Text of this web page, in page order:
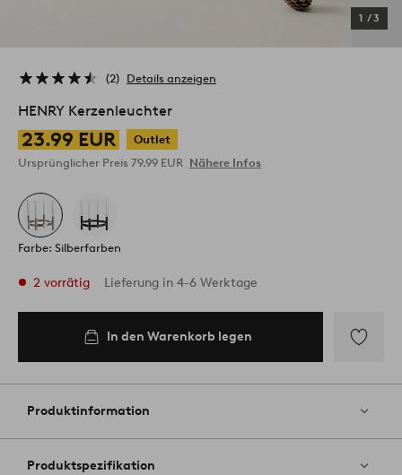
1 /3
2 Details anzeigen
HENRY Kerzenleuchter
23.99 EUR
Outlet
Ursprünglicher Preis 79.99 EUR Nähere Infos
Farbe: Silberfarben
2 vorrätig Lieferung in 4-6 Werktage
In den Warenkorb legen
Favoriten
Produktinformation
Produktspezifikation